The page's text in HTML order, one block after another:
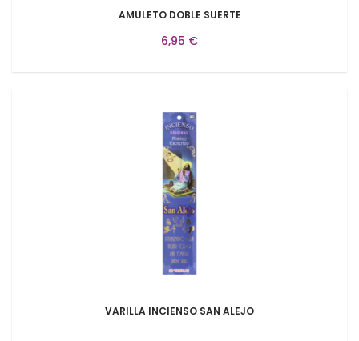
AMULETO DOBLE SUERTE
6,95 €
VARILLA INCIENSO SAN ALEJO